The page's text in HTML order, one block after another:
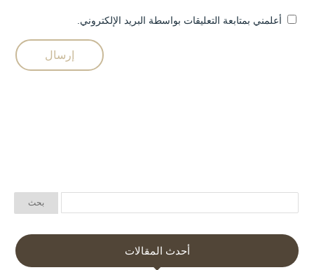
أعلمني بمتابعة التعليقات بواسطة البريد الإلكتروني.
أحدث المقالات